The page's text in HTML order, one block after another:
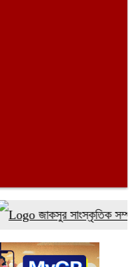
জাকসুর সাংস্কৃতিক সম্পাদক শেখ